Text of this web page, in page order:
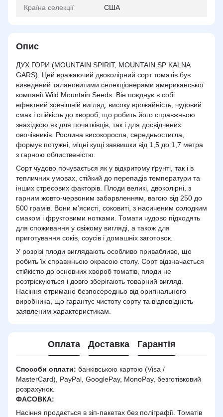
Країна селекції США
Опис
ДУХ ГОРИ (MOUNTAIN SPIRIT, MOUNTAIN SP KALNA
GARS). Цей вражаючий двоколірний сорт томатів був
виведений талановитими селекціонерами американської
компанії Wild Mountain Seeds. Він поєднує в собі
ефектний зовнішній вигляд, високу врожайність, чудовий
смак і стійкість до хвороб, що робить його справжньою
знахідкою як для початківців, так і для досвідчених
овочівників. Рослина високоросла, середньостигла,
формує потужні, міцні кущі заввишки від 1,5 до 1,7 метра
з гарною облиственістю.
Сорт чудово почувається як у відкритому ґрунті, так і в
тепличних умовах, стійкий до перепадів температури та
інших стресових факторів. Плоди великі, двоколірні, з
гарним жовто-червоним забарвленням, вагою від 250 до
500 грамів. Вони м’ясисті, соковиті, з насиченим солодким
смаком і фруктовими нотками. Томати чудово підходять
для споживання у свіжому вигляді, а також для
приготування соків, соусів і домашніх заготовок.
У розрізі плоди виглядають особливо привабливо, що
робить їх справжньою окрасою столу. Сорт відзначається
стійкістю до основних хвороб томатів, плоди не
розтріскуються і довго зберігають товарний вигляд.
Насіння отримано безпосередньо від оригінального
виробника, що гарантує чистоту сорту та відповідність
заявленим характеристикам.
Оплата Доставка Гарантія
Способи оплати: банківською картою (Visa /
MasterCard), PayPal, GooglePay, MonoPay, безготівковий
розрахунок.
ФАСОВКА:
Насіння продається в зіп-пакетах без поліграфії. Томатів